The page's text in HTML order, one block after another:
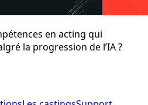
en acting qui
la progression de l’IA ?